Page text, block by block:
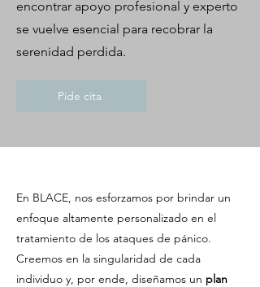
encontrar apoyo profesional y experto
se vuelve esencial para recobrar la
serenidad perdida.
Pide cita
En BLACE, nos esforzamos por brindar un
enfoque altamente personalizado en el
tratamiento de los ataques de pánico.
Creemos en la singularidad de cada
individuo y, por ende, diseñamos un plan